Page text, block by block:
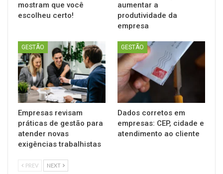
mostram que você
escolheu certo!
aumentar a
produtividade da
empresa
GESTÃO
Empresas revisam
práticas de gestão para
atender novas
exigências trabalhistas
GESTÃO
Dados corretos em
empresas: CEP, cidade e
atendimento ao cliente
PREV NEXT